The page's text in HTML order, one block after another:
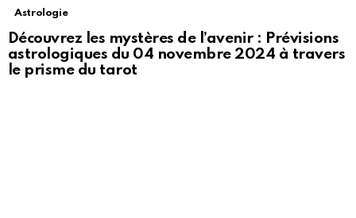
Astrologie
Découvrez les mystères de l’avenir : Prévisions
astrologiques du 04 novembre 2024 à travers
le prisme du tarot